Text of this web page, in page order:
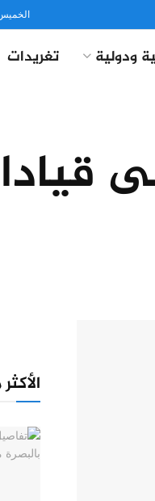
الخميس,6 أغسطس,
ودولية تغريدات